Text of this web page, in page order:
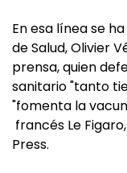
En esa línea se
de Salud, Olivier
prensa, quien
sanitario "tanto
"fomenta la
francés Le
Press.